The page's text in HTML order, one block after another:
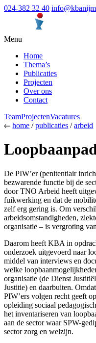
024-382 32 40
Menu
Home
Thema’s
Publicaties
Projecten
Over ons
Contact
TeamProjectenVacatures
home /publicaties /arbeid
De PIW’er (penitentiair
bezwarende functie bij de
door TNO Arbeid heeft
fuikwerking en dat de
zelf erg gering is. Om
arbeidsomstandigheden,
organisatie – is vergroting
Daarom heeft KBA in
onderzoek uitgevoerd naar
middel van interviews en
welke
organisatie (de Dienst
Justitie) en daarbuiten.
PIW’ers volgen recht geeft
opleiding sociaal
het inventariseren van
aan de sector waar SPW-
sector zorg en welzijn.